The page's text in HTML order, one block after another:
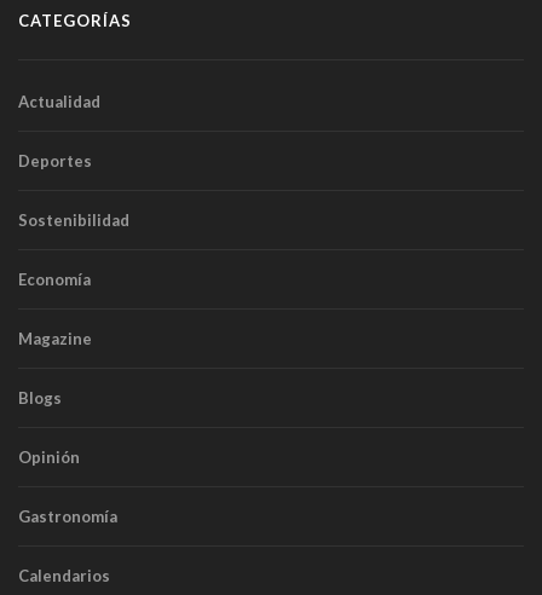
CATEGORÍAS
Actualidad
Deportes
Sostenibilidad
Economía
Magazine
Blogs
Opinión
Gastronomía
Calendarios